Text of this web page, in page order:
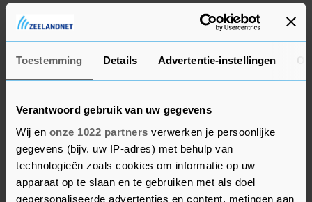
Toestemming Details Advertentie-instellingen
Verantwoord gebruik van uw gegevens
Wij en onze 1022 partners verwerken je persoonlijke
gegevens (bijv. uw IP-adres) met behulp van
technologieën zoals cookies om informatie op uw
apparaat op te slaan en te gebruiken met als doel
gepersonaliseerde advertenties en content, metingen aan
over de mogelijke gevolgen.
Mogelijke beperkingen
Ook het chemische industriecomplex Chemelot
wil nog niks zeggen over de mogelijke
beperkingen. "Gezien de huidige complexe
marktsituatie en de onduidelijkheid wanneer
welke importheffingen de VS gaan nemen heeft
het geen zin om hier op vooruit te lopen", zegt